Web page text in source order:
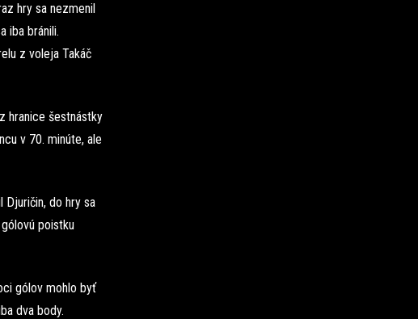
hry sa nezmenil
iba bránili.
z voleja Takáč
hranice šestnástky
v 70. minúte, ale
Djuričin, do hry sa
poistku
gólov mohlo byť
dva body.